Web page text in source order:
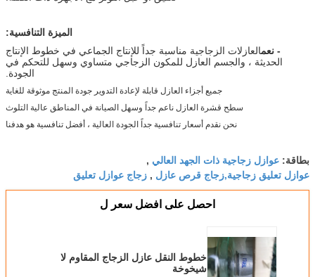
الميزة التنافسية:
- نعمالعازلات الزجاجية مناسبة جداً للإنتاج الجماعي في خطوط الإنتاج
الحديثة ، والجسم العازل للمكون الزجاجي متساوي وسهل للتحكم في
الجودة.
جميع أجزاء العازل قابلة لإعادة التدوير جودة المنتج موثوقة للغاية
سطح قشرة العازل ناعم جداً وسهل الصيانة في المناطق عالية التلوث
نحن نقدم أسعار تنافسية جداً الجودة العالية ، أفضل تنافسية هو هدفنا
بطاقة: عوازل زجاجية ذات الجهد العالي ,
عوازل تعليق زجاجية,زجاج قرص عازل , زجاج عوازل تعليق
احصل على افضل سعر ل
خطوط النقل عازل الزجاج المقاوم لا
شيخوخة